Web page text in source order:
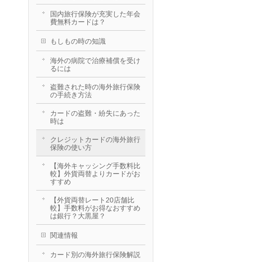
国内旅行保険が充実した年会
費無料カードは？
もしもの時の知識
海外の病院で治療補償を受け
るには
盗難された時の海外旅行保険
の手続き方法
カードの盗難・紛失にあった
時は
クレジットカードの海外旅行
保険の使い方
【海外キャッシング手数料比
較】外貨両替よりカードがお
すすめ
【外貨両替レート20店舗比
較】手数料がお得なおすすめ
は銀行？大黒屋？
関連情報
カード別の海外旅行保険解説